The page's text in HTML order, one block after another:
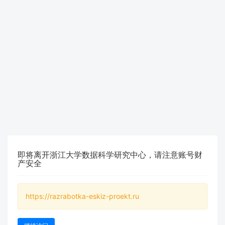
即将离开浙江大学数据科学研究中心，请注意账号财
产安全
https://razrabotka-eskiz-proekt.ru